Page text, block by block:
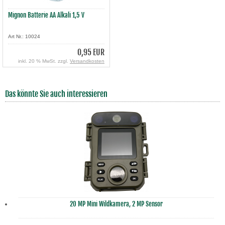
Mignon Batterie AA Alkali 1,5 V
Art Nr.: 10024
0,95 EUR
inkl. 20 % MwSt. zzgl. Versandkosten
Das könnte Sie auch interessieren
20 MP Mini Wildkamera, 2 MP Sensor